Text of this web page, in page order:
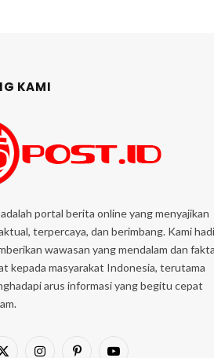
KAMI
portal berita online yang menyajikan
terpercaya, dan berimbang. Kami
wawasan yang mendalam dan fakta
kepada masyarakat Indonesia, terutama
arus informasi yang begitu cepat